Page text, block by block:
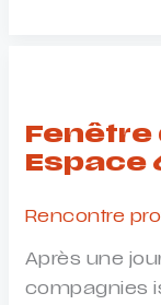
Fenêtre
Espace
Rencontre
Après une
compagnies